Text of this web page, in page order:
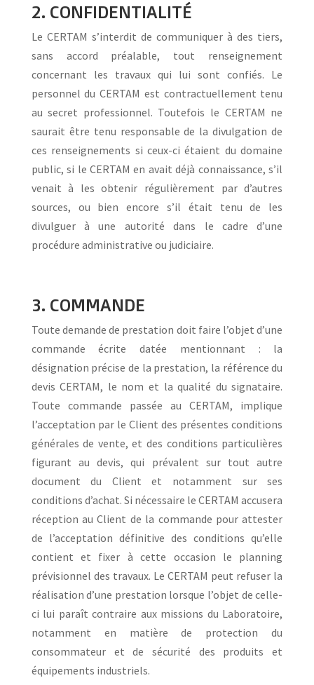
2. CONFIDENTIALITÉ
Le CERTAM s’interdit de communiquer à des tiers,
sans accord préalable, tout renseignement
concernant les travaux qui lui sont confiés. Le
personnel du CERTAM est contractuellement tenu
au secret professionnel. Toutefois le CERTAM ne
saurait être tenu responsable de la divulgation de
ces renseignements si ceux-ci étaient du domaine
public, si le CERTAM en avait déjà connaissance, s’il
venait à les obtenir régulièrement par d’autres
sources, ou bien encore s’il était tenu de les
divulguer à une autorité dans le cadre d’une
procédure administrative ou judiciaire.
3. COMMANDE
Toute demande de prestation doit faire l’objet d’une
commande écrite datée mentionnant : la
désignation précise de la prestation, la référence du
devis CERTAM, le nom et la qualité du signataire.
Toute commande passée au CERTAM, implique
l’acceptation par le Client des présentes conditions
générales de vente, et des conditions particulières
figurant au devis, qui prévalent sur tout autre
document du Client et notamment sur ses
conditions d’achat. Si nécessaire le CERTAM accusera
réception au Client de la commande pour attester
de l’acceptation définitive des conditions qu’elle
contient et fixer à cette occasion le planning
prévisionnel des travaux. Le CERTAM peut refuser la
réalisation d’une prestation lorsque l’objet de celle-
ci lui paraît contraire aux missions du Laboratoire,
notamment en matière de protection du
consommateur et de sécurité des produits et
équipements industriels.